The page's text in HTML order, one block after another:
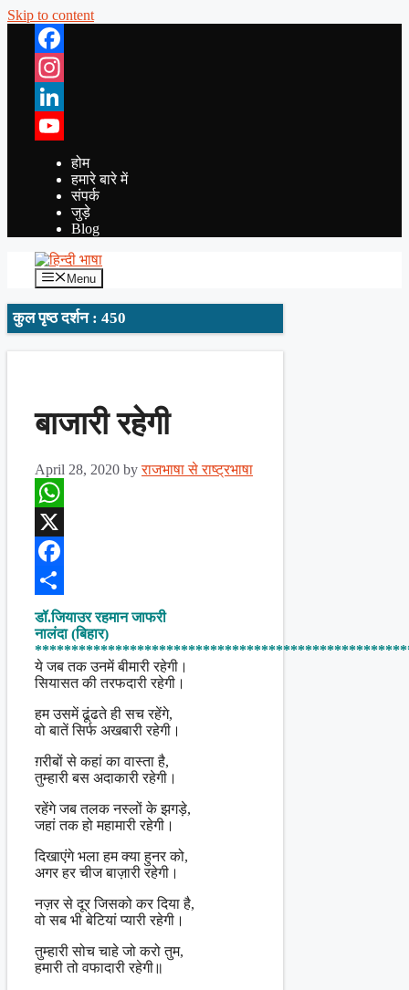
Skip to content
Facebook
Instagram
LinkedIn
YouTube
होम
हमारे बारे में
संपर्क
जुड़े
Blog
Menu
कुल पृष्ठ दर्शन : 450
बाजारी रहेगी
April 28, 2020 byराजभाषा से राष्ट्रभाषा
WhatsApp
X
Facebook
Share
डॉ.जियाउर रहमान जाफरी
नालंदा (बिहार)
ये जब तक उनमें बीमारी रहेगी।
सियासत की तरफदारी रहेगी।
हम उसमें ढूंढते ही सच रहेंगे,
वो बातें सिर्फ अखबारी रहेगी।
ग़रीबों से कहां का वास्ता है,
तुम्हारी बस अदाकारी रहेगी।
रहेंगे जब तलक नस्लों के झगड़े,
जहां तक हो महामारी रहेगी।
दिखाएंगे भला हम क्या हुनर को,
अगर हर चीज बाज़ारी रहेगी।
नज़र से दूर जिसको कर दिया है,
वो सब भी बेटियां प्यारी रहेगी।
तुम्हारी सोच चाहे जो करो तुम,
हमारी तो वफादारी रहेगी॥